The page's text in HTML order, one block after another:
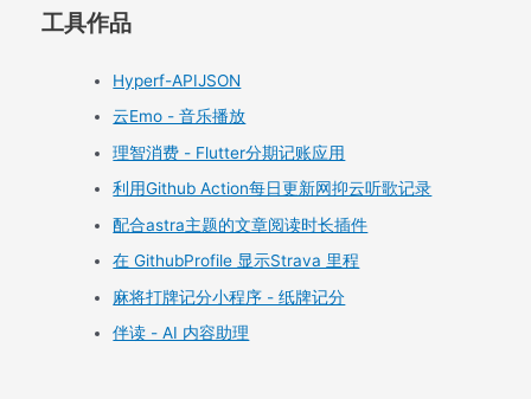
工具作品
Hyperf-APIJSON
云Emo - 音乐播放
理智消费 - Flutter分期记账应用
利用Github Action每日更新网抑云听歌记录
配合astra主题的文章阅读时长插件
在 GithubProfile 显示Strava 里程
麻将打牌记分小程序 - 纸牌记分
伴读 - AI 内容助理